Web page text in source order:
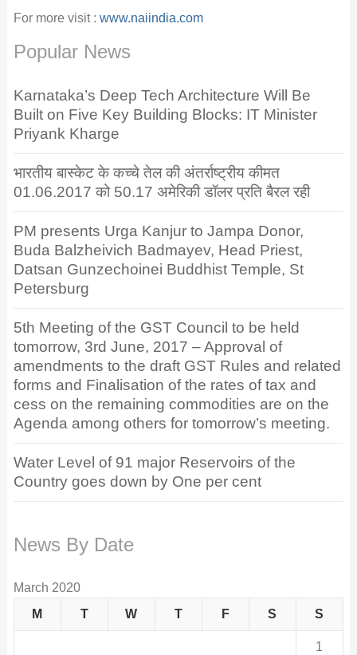
For more visit : www.naiindia.com
Popular News
Karnataka’s Deep Tech Architecture Will Be
Built on Five Key Building Blocks: IT Minister
Priyank Kharge
भारतीय बास्केट के कच्चे तेल की अंतर्राष्ट्रीय कीमत
01.06.2017 को 50.17 अमेरिकी डॉलर प्रति बैरल रही
PM presents Urga Kanjur to Jampa Donor,
Buda Balzheivich Badmayev, Head Priest,
Datsan Gunzechoinei Buddhist Temple, St
Petersburg
5th Meeting of the GST Council to be held
tomorrow, 3rd June, 2017 – Approval of
amendments to the draft GST Rules and related
forms and Finalisation of the rates of tax and
cess on the remaining commodities are on the
Agenda among others for tomorrow’s meeting.
Water Level of 91 major Reservoirs of the
Country goes down by One per cent
News By Date
March 2020
M
T W T F S S
1